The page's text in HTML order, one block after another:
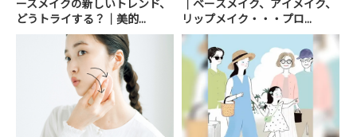
どうトライする？│美的...
リップメイク・・・プロ...